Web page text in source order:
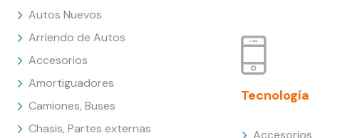
Autos Nuevos
Arriendo de Autos
Accesorios
Amortiguadores
Camiones, Buses
Chasis, Partes externas
Tecnología
Accesorios